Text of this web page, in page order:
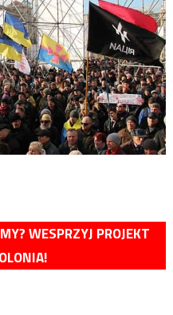
WESPRZYJ PROJEKT